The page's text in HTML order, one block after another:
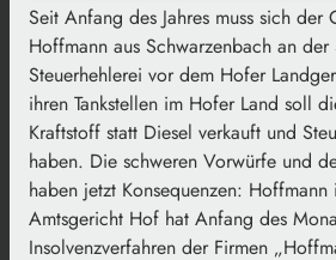
Seit Anfang des Jahres muss sich der
Hoffmann aus Schwarzenbach an
Steuerhehlerei vor dem Hofer
ihren Tankstellen im Hofer Land soll
Kraftstoff statt Diesel verkauft und
haben. Die schweren Vorwürfe und
haben jetzt Konsequenzen: Hoffmann
Amtsgericht Hof hat Anfang des
Insolvenzverfahren der Firmen